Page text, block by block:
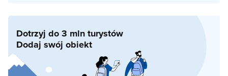
Dotrzyj do 3 mln turystów
Dodaj swój obiekt